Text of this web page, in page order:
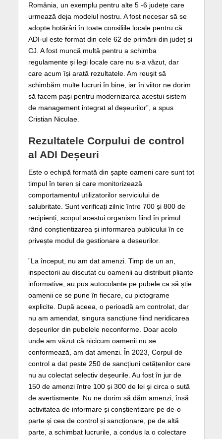
România, un exemplu pentru alte 5 -6 județe care
urmează deja modelul nostru. A fost necesar să se
adopte hotărâri în toate consiliile locale pentru că
ADI-ul este format din cele 62 de primării din județ și
CJ. A fost muncă multă pentru a schimba
regulamente și legi locale care nu s-a văzut, dar
care acum își arată rezultatele. Am reușit să
schimbăm multe lucruri în bine, iar în viitor ne dorim
să facem pași pentru modernizarea acestui sistem
de management integrat al deșeurilor”, a spus
Cristian Niculae.
Rezultatele Corpului de control
al ADI Deșeuri
Este o echipă formată din șapte oameni care sunt tot
timpul în teren și care monitorizează
comportamentul utilizatorilor serviciului de
salubritate. Sunt verificați zilnic între 700 și 800 de
recipienți, scopul acestui organism fiind în primul
rând conștientizarea și informarea publicului în ce
privește modul de gestionare a deșeurilor.
”La început, nu am dat amenzi. Timp de un an,
inspectorii au discutat cu oamenii au distribuit pliante
informative, au pus autocolante pe pubele ca să știe
oamenii ce se pune în fiecare, cu pictograme
explicite. După aceea, o perioadă am controlat, dar
nu am amendat, singura sancțiune fiind neridicarea
deșeurilor din pubelele neconforme. Doar acolo
unde am văzut că nicicum oamenii nu se
conformează, am dat amenzi. În 2023, Corpul de
control a dat peste 250 de sancțiuni cetățenilor care
nu au colectat selectiv deșeurile. Au fost în jur de
150 de amenzi între 100 și 300 de lei și circa o sută
de avertismente. Nu ne dorim să dăm amenzi, însă
activitatea de informare și conștientizare pe de-o
parte și cea de control și sancționare, pe de altă
parte, a schimbat lucrurile, a condus la o colectare